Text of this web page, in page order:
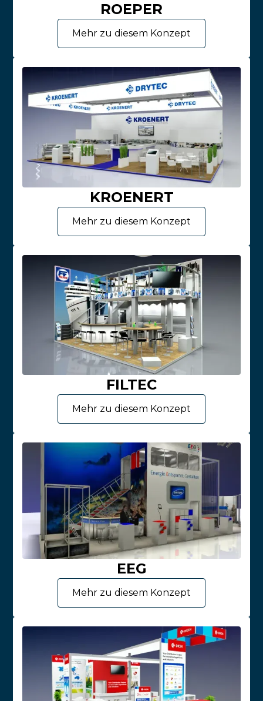
ROEPER
Mehr zu diesem Konzept
KROENERT
Mehr zu diesem Konzept
FILTEC
Mehr zu diesem Konzept
EEG
Mehr zu diesem Konzept